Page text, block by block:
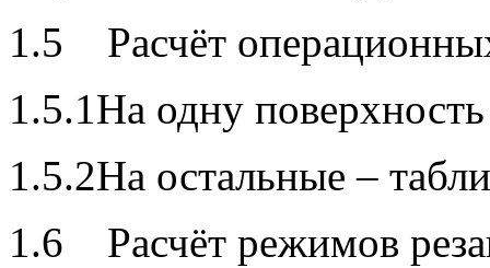
1.5 Расчёт
1.5.1На одну
1.5.2На остальные –
1.6 Расчёт режимов